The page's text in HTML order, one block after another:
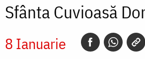
Sfânta Cuvioasă
8 Ianuarie